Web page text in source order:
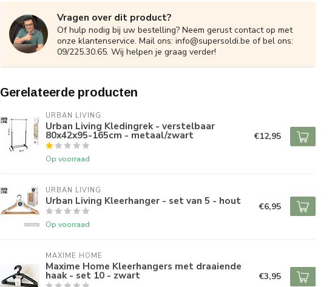
Vragen over dit product?
Of hulp nodig bij uw bestelling? Neem gerust contact op met
onze klantenservice. Mail ons: info@supersoldi.be of bel ons:
09/225.30.65. Wij helpen je graag verder!
Gerelateerde producten
URBAN LIVING
Urban Living Kledingrek - verstelbaar
80x42x95-165cm - metaal/zwart
Op voorraad
€12,95
URBAN LIVING
Urban Living Kleerhanger - set van 5 - hout
Op voorraad
€6,95
MAXIME HOME
Maxime Home Kleerhangers met draaiende
haak - set 10 - zwart €3,95